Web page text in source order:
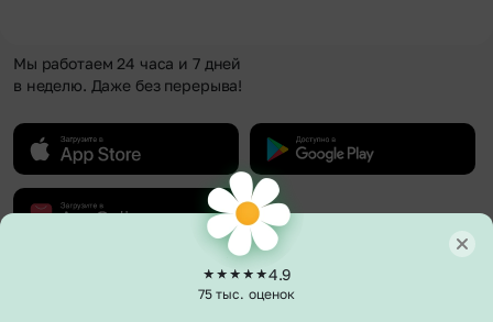
Мы работаем 24 часа и 7 дней
в неделю. Даже без перерыва!
4.9
75 тыс. оценок